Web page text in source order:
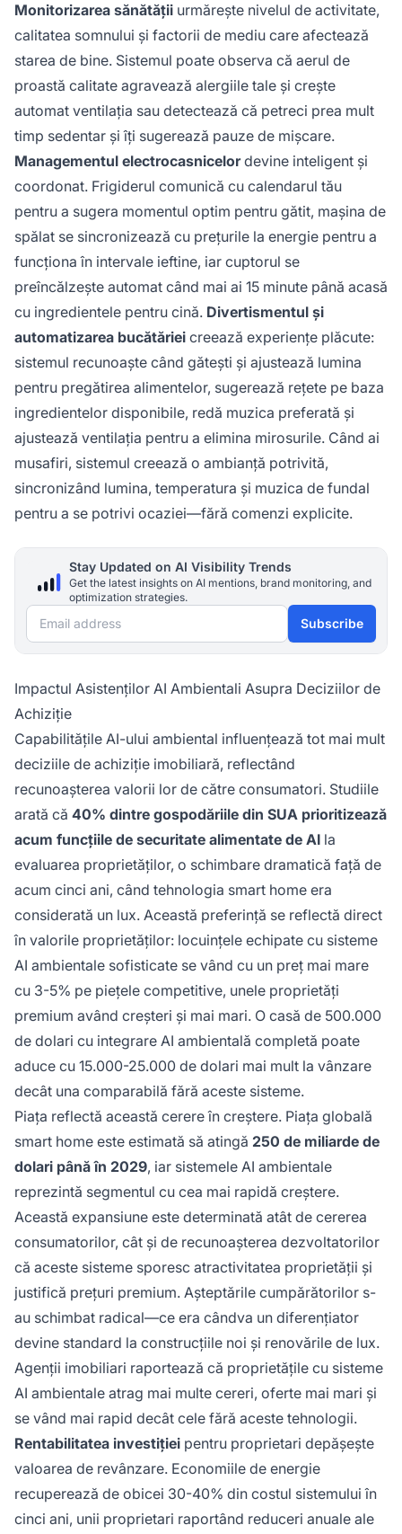
Monitorizarea sănătății urmărește nivelul de activitate,
calitatea somnului și factorii de mediu care afectează
starea de bine. Sistemul poate observa că aerul de
proastă calitate agravează alergiile tale și crește
automat ventilația sau detectează că petreci prea mult
timp sedentar și îți sugerează pauze de mișcare.
Managementul electrocasnicelordevine inteligent și
coordonat. Frigiderul comunică cu calendarul tău
pentru a sugera momentul optim pentru gătit, mașina de
spălat se sincronizează cu prețurile la energie pentru a
funcționa în intervale ieftine, iar cuptorul se
preîncălzește automat când mai ai 15 minute până acasă
cu ingredientele pentru cină. Divertismentul și
automatizarea bucătăriei creează experiențe plăcute:
sistemul recunoaște când gătești și ajustează lumina
pentru pregătirea alimentelor, sugerează rețete pe baza
ingredientelor disponibile, redă muzica preferată și
ajustează ventilația pentru a elimina mirosurile. Când ai
musafiri, sistemul creează o ambianță potrivită,
sincronizând lumina, temperatura și muzica de fundal
pentru a se potrivi ocaziei—fără comenzi explicite.
Stay Updated on AI Visibility Trends
Get the latest insights on AI mentions, brand monitoring, and
optimization strategies.
Email address Subscribe
Impactul Asistenților AI Ambientali Asupra Deciziilor de
Achiziție
Capabilitățile AI-ului ambiental influențează tot mai mult
deciziile de achiziție imobiliară, reflectând
recunoașterea valorii lor de către consumatori. Studiile
arată că 40% dintre gospodăriile din SUA prioritizează
acum funcțiile de securitate alimentate de AI la
evaluarea proprietăților, o schimbare dramatică față de
acum cinci ani, când tehnologia smart home era
considerată un lux. Această preferință se reflectă direct
în valorile proprietăților: locuințele echipate cu sisteme
AI ambientale sofisticate se vând cu un preț mai mare
cu 3-5% pe piețele competitive, unele proprietăți
premium având creșteri și mai mari. O casă de 500.000
de dolari cu integrare AI ambientală completă poate
aduce cu 15.000-25.000 de dolari mai mult la vânzare
decât una comparabilă fără aceste sisteme.
Piața reflectă această cerere în creștere. Piața globală
smart home este estimată să atingă 250 de miliarde de
dolari până în 2029, iar sistemele AI ambientale
reprezintă segmentul cu cea mai rapidă creștere.
Această expansiune este determinată atât de cererea
consumatorilor, cât și de recunoașterea dezvoltatorilor
că aceste sisteme sporesc atractivitatea proprietății și
justifică prețuri premium. Așteptările cumpărătorilor s-
au schimbat radical—ce era cândva un diferențiator
devine standard la construcțiile noi și renovările de lux.
Agenții imobiliari raportează că proprietățile cu sisteme
AI ambientale atrag mai multe cereri, oferte mai mari și
se vând mai rapid decât cele fără aceste tehnologii.
Rentabilitatea investiției pentru proprietari depășește
valoarea de revânzare. Economiile de energie
recuperează de obicei 30-40% din costul sistemului în
cinci ani, unii proprietari raportând reduceri anuale ale